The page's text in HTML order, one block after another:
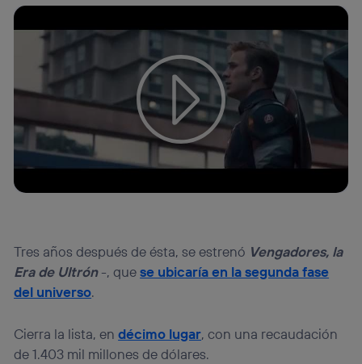
Tu configuración de cookies no permite la visualización de
este contenido
Configurar cookies
Tres años después de ésta, se estrenó Vengadores, la
Era de Ultrón-, quese ubicaría en la segunda fase
del universo.
Cierra la lista, endécimo lugar, con una recaudación
de 1.403 mil millones de dólares.